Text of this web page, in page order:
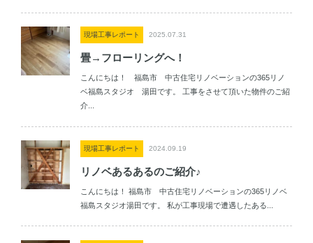
現場工事レポート 2025.07.31
畳→フローリングへ！
こんにちは！ 福島市 中古住宅リノベーションの365リノ
ベ福島スタジオ 湯田です。 工事をさせて頂いた物件のご紹
介...
現場工事レポート 2024.09.19
リノベあるあるのご紹介♪
こんにちは！ 福島市 中古住宅リノベーションの365リノベ
福島スタジオ湯田です。 私が工事現場で遭遇したある...